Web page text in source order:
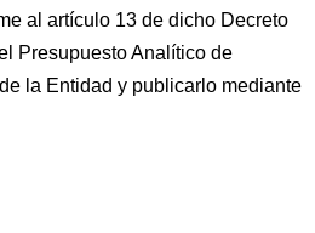
al artículo 13 de dicho Decreto
Presupuesto Analítico de
la Entidad y publicarlo mediante